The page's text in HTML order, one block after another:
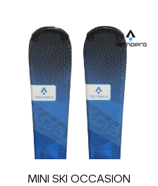
MINI SKI OCCASION